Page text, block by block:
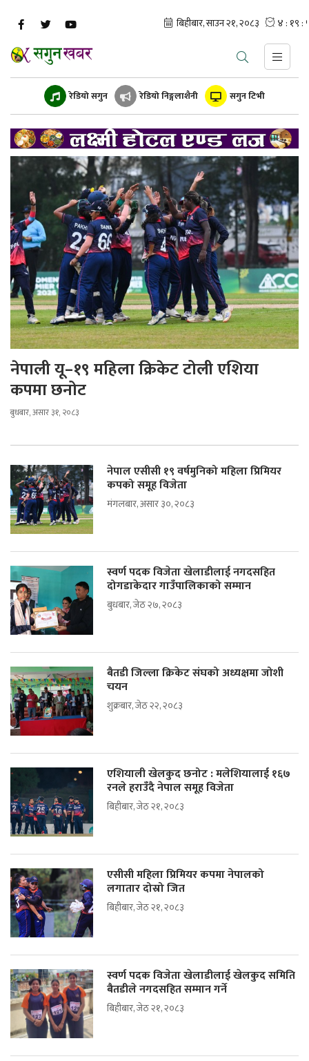
रेडियो सगुन रेडियो निङ्गलाशैनी सगुन टिभी
नेपाली यू–१९ महिला क्रिकेट टोली एशिया
कपमा छनोट
बुधबार, असार ३१, २०८३
नेपाल एसीसी १९ वर्षमुनिको महिला प्रिमियर
कपको समूह विजेता
मंगलबार, असार ३०, २०८३
स्वर्ण पदक विजेता खेलाडीलाई नगदसहित
दोगडाकेदार गाउँपालिकाको सम्मान
बुधबार, जेठ २७, २०८३
बैतडी जिल्ला क्रिकेट संघको अध्यक्षमा जोशी
चयन
शुक्रबार, जेठ २२, २०८३
एशियाली खेलकुद छनोट : मलेशियालाई १६७
रनले हराउँदै नेपाल समूह विजेता
बिहीबार, जेठ २१, २०८३
एसीसी महिला प्रिमियर कपमा नेपालको
लगातार दोस्रो जित
बिहीबार, जेठ २१, २०८३
स्वर्ण पदक विजेता खेलाडीलाई खेलकुद समिति
बैतडीले नगदसहित सम्मान गर्ने
बिहीबार, जेठ २१, २०८३